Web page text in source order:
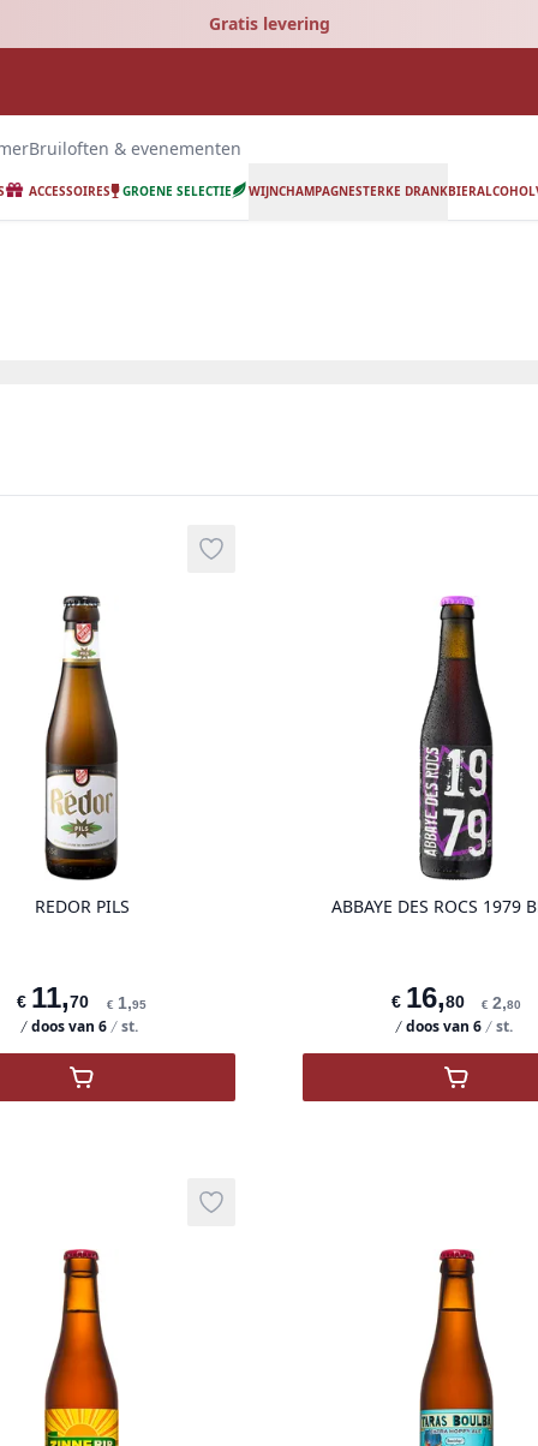
Gratis levering
Bruiloften & evenementen
ACCESSOIRES GROENE SELECTIE WIJNCHAMPAGNESTERKE DRANKBIER
REDOR PILS
€ 11,70
doos van 6
€ 1,95
st.
Add to wishlist
product variant items in cart, view bag
,Redor Pils
ABBAYE DES ROCS 1979
€ 16,80
doos van 6
€ 2,80
st.
,Abbaye
Add to wishlist